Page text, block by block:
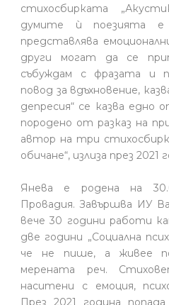
стихосбирката
думите ѝ поезията
представлява
други могат да се
събуждам с фразата и
повод за вдъхновение,
депресия“ се казва
породено от разказ на
автор на три
обичане“, излиза през 2021
Янева е родена на
Провадия. Завършва ИУ
вече 30 години работи
две години „Социална
че не пише, а живее
мерената реч.
наситени с емоция,
През 2021 година